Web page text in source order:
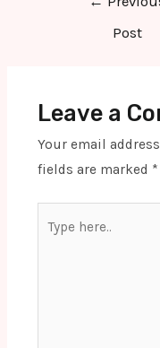
Post
Leave a
Your email
fields are marked *
here..